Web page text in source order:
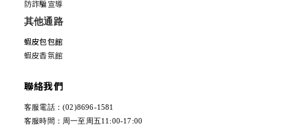
防詐騙宣導
其他通路
蝦皮包包館
蝦皮香氛館
聯絡我們
客服電話：(02)8696-1581
客服時間：周一至周五11:00-17:00